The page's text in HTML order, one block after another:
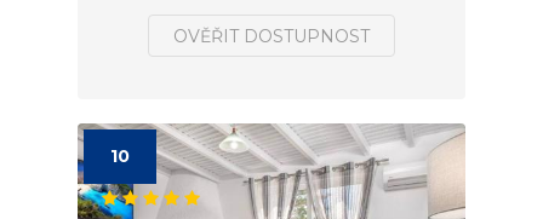
OVĚŘIT DOSTUPNOST
10